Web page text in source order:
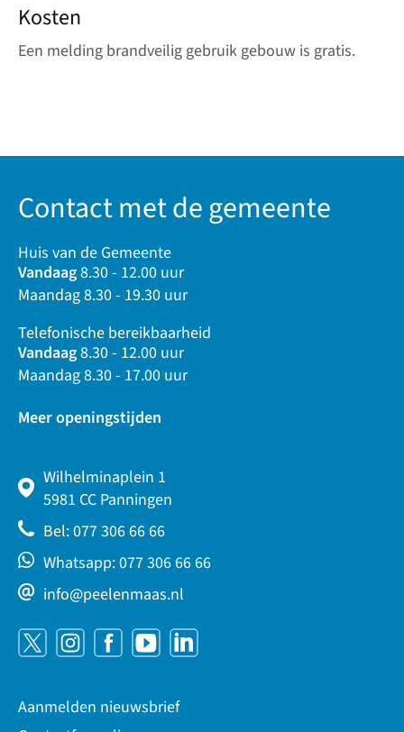
Kosten
Een melding brandveilig gebruik gebouw is gratis.
Contact met de gemeente
Huis van de Gemeente
Vandaag8.30 - 12.00 uur
Maandag 8.30 - 19.30 uur
Telefonische bereikbaarheid
Vandaag8.30 - 12.00 uur
Maandag 8.30 - 17.00 uur
Meer openingstijden
Wilhelminaplein 1
5981 CC Panningen
Bel: 077 306 66 66
Whatsapp: 077 306 66 66
info@peelenmaas.nl
Aanmelden nieuwsbrief